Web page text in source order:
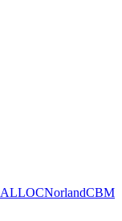
ALLOCNorlandCBM